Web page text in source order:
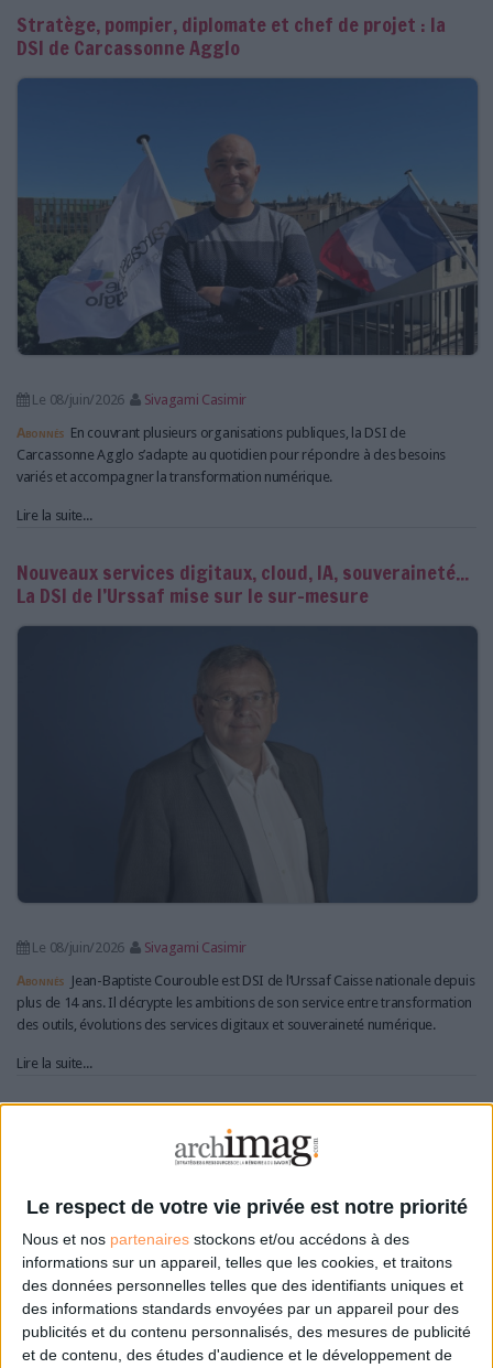
Le respect de votre vie privée est notre priorité
Nous et nos partenaires stockons et/ou accédons à des
informations sur un appareil, telles que les cookies, et traitons
des données personnelles telles que des identifiants uniques et
des informations standards envoyées par un appareil pour des
publicités et du contenu personnalisés, des mesures de publicité
et de contenu, des études d'audience et le développement de
Stratège, pompier, diplomate et chef de projet : la
DSI de Carcassonne Agglo
Le 08/juin/2026
Sivagami Casimir
Abonnés En couvrant plusieurs organisations publiques, la DSI de
Carcassonne Agglo s’adapte au quotidien pour répondre à des besoins
variés et accompagner la transformation numérique.
Lire la suite...
Nouveaux services digitaux, cloud, IA, souveraineté...
La DSI de l’Urssaf mise sur le sur-mesure
Le 08/juin/2026
Sivagami Casimir
Abonnés Jean-Baptiste Courouble est DSI de l’Urssaf Caisse nationale depuis
plus de 14 ans. Il décrypte les ambitions de son service entre transformation
des outils, évolutions des services digitaux et souveraineté numérique.
Lire la suite...
de la transformation numérique